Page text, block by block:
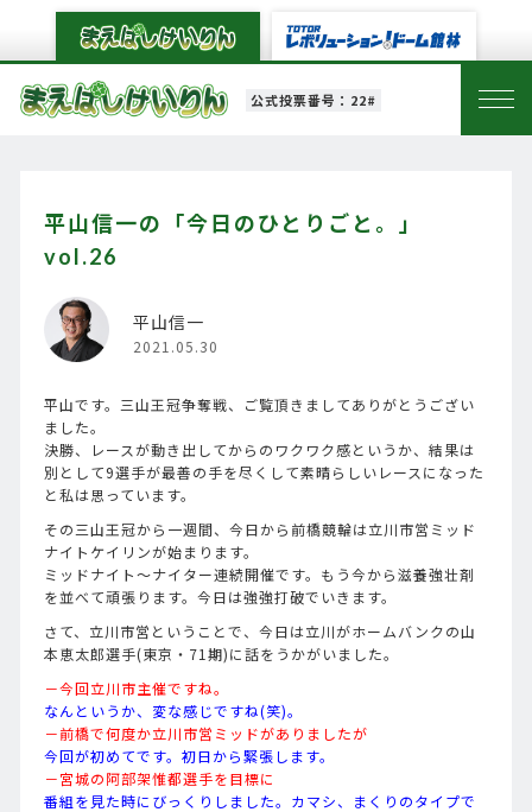
公式投票番号：22#
平山信一の「今日のひとりごと。」
vol.26
平山信一
2021.05.30
平山です。三山王冠争奪戦、ご覧頂きましてありがとうござい
ました。
決勝、レースが動き出してからのワクワク感というか、結果は
別として9選手が最善の手を尽くして素晴らしいレースになった
と私は思っています。
その三山王冠から一週間、今日から前橋競輪は立川市営ミッド
ナイトケイリンが始まります。
ミッドナイト～ナイター連続開催です。もう今から滋養強壮剤
を並べて頑張ります。今日は強強打破でいきます。
さて、立川市営ということで、今日は立川がホームバンクの山
本恵太郎選手(東京・71期)に話をうかがいました。
－今回立川市主催ですね。
なんというか、変な感じですね(笑)。
－前橋で何度か立川市営ミッドがありましたが
今回が初めてです。初日から緊張します。
－宮城の阿部架惟都選手を目標に
番組を見た時にびっくりしました。カマシ、まくりのタイプで